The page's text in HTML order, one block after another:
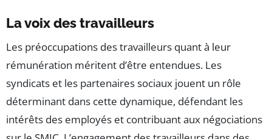
La voix des travailleurs
Les préoccupations des travailleurs quant à leur
rémunération méritent d’être entendues. Les
syndicats et les partenaires sociaux jouent un rôle
déterminant dans cette dynamique, défendant les
intérêts des employés et contribuant aux négociations